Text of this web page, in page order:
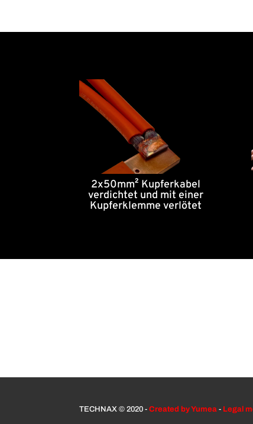
2x50mm² Kupferkabel
verdichtet und mit einer
Kupferklemme verlötet
TECHNAX © 2020 -Created by Yumea - Legal